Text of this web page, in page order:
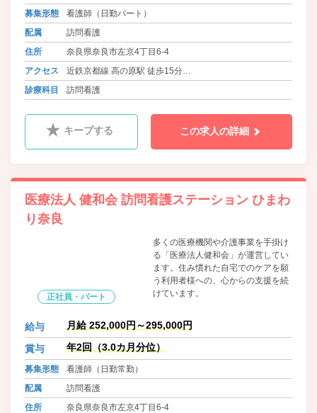
募集形態
看護師（日勤パート）
配属
訪問看護
住所
奈良県奈良市左京4丁目6-4
アクセス
近鉄京都線 高の原駅 徒歩15分
近鉄京都線 高の原駅より奈良交通バス「左京四丁目」 徒歩
診療科目 訪問看護
キープする この求人の詳細
医療法人 健和会 訪問看護ステーション ひまわ
り奈良
正社員・パート
多くの医療機関や介護事業を手掛け
る「医療法人健和会」が運営してい
ます。住み慣れた自宅でのケアを願
う利用者様への、心からの支援を続
けています。
給与 月給 252,000円～295,000円
賞与 年2回（3.0カ月分位）
募集形態
看護師（日勤常勤）
配属
訪問看護
住所
奈良県奈良市左京4丁目6-4